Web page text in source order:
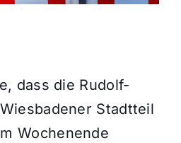
dass die Rudolf-
Stadtteil
Wochenende